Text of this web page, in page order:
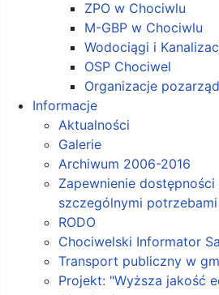
ZPO w Chociwlu
M-GBP w Chociwlu
Wodociągi i
OSP Chociwel
Organizacje
Informacje
Aktualności
Galerie
Archiwum 2006-2016
Zapewnienie
szczególnymi potrzebami
RODO
Chociwelski Informator
Transport publiczny w
Projekt: "Wyższa jakość